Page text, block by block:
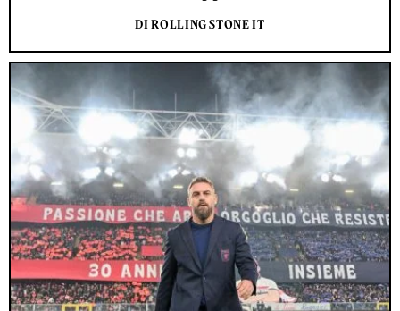
DI ROLLING STONE IT